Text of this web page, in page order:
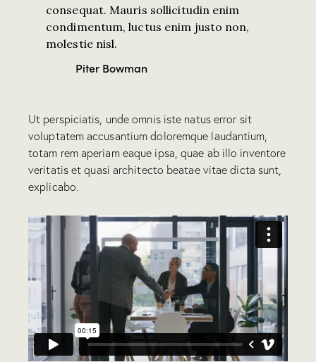
consequat. Mauris sollicitudin enim
condimentum, luctus enim justo non,
molestie nisl.
Piter Bowman
Ut perspiciatis, unde omnis iste natus error sit
voluptatem accusantium doloremque laudantium,
totam rem aperiam eaque ipsa, quae ab illo inventore
veritatis et quasi architecto beatae vitae dicta sunt,
explicabo.